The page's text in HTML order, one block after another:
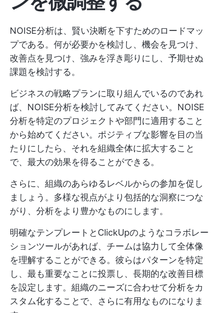
NOISE分析は、賢い決断を下すためのロードマッ
プである。何が必要かを検討し、機会を見つけ、
改善点を見つけ、強みを浮き彫りにし、予期せぬ
課題を検討する。
ビジネスの戦略プランに取り組んでいるのであれ
ば、NOISE分析を検討してみてください。NOISE
分析を特定のプロジェクトや部門に適用すること
から始めてください。ポジティブな影響を目の当
たりにしたら、それを組織全体に拡大すること
で、最大の効果を得ることができる。
さらに、組織のあらゆるレベルからの参加を促し
ましょう。多様な視点がより包括的な洞察につな
がり、分析をより豊かなものにします。
明確なテンプレートとClickUpのようなコラボレー
ションツールがあれば、チームは協力して全体像
を理解することができる。彼らはパターンを特定
し、最も重要なことに投票し、長期的な改善目標
を設定します。組織のニーズに合わせて分析をカ
スタム化することで、さらに有用なものになりま